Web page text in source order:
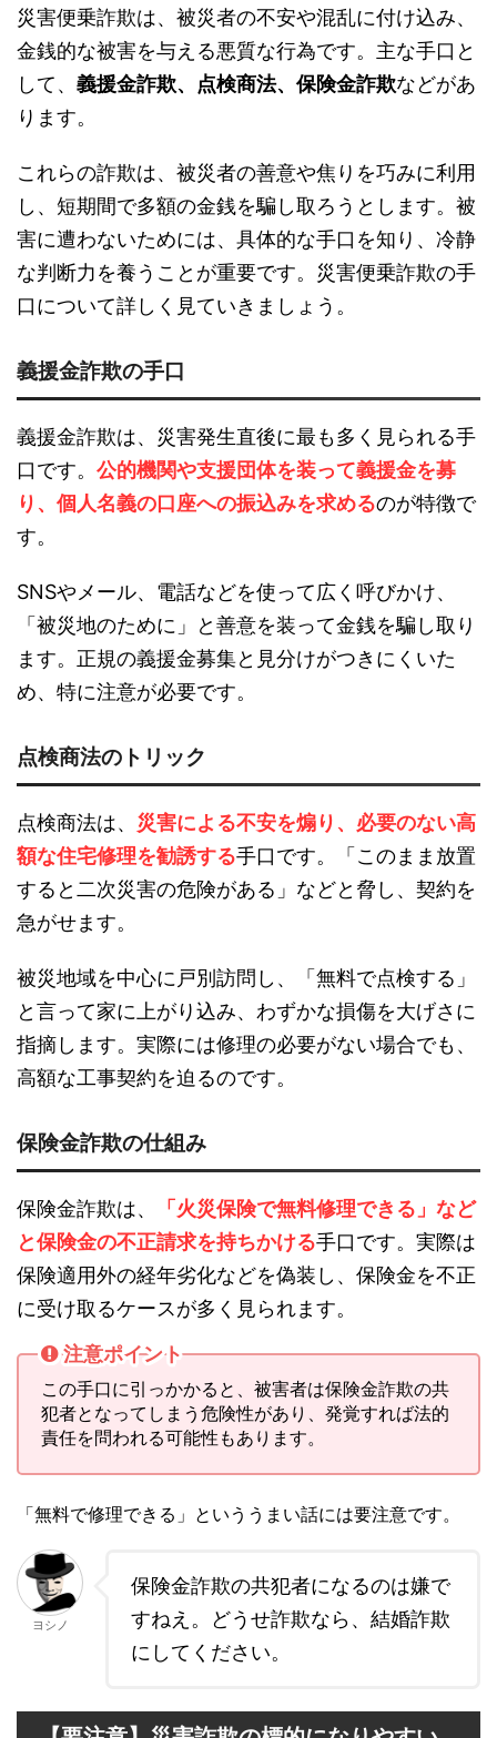
災害便乗詐欺は、被災者の不安や混乱に付け込み、
金銭的な被害を与える悪質な行為です。主な手口と
して、 義援金詐欺、点検商法、保険金詐欺などがあ
ります。
これらの詐欺は、被災者の善意や焦りを巧みに利用
し、短期間で多額の金銭を騙し取ろうとします。被
害に遭わないためには、具体的な手口を知り、冷静
な判断力を養うことが重要です。災害便乗詐欺の手
口について詳しく見ていきましょう。
義援金詐欺の手口
義援金詐欺は、災害発生直後に最も多く見られる手
口です。 公的機関や支援団体を装って義援金を募
り、個人名義の口座への振込みを求めるのが特徴で
す。
SNSやメール、電話などを使って広く呼びかけ、
「被災地のために」と善意を装って金銭を騙し取り
ます。正規の義援金募集と見分けがつきにくいた
め、特に注意が必要です。
点検商法のトリック
点検商法は、 災害による不安を煽り、必要のない高
額な住宅修理を勧誘する手口です。「このまま放置
すると二次災害の危険がある」などと脅し、契約を
急がせます。
被災地域を中心に戸別訪問し、「無料で点検する」
と言って家に上がり込み、わずかな損傷を大げさに
指摘します。実際には修理の必要がない場合でも、
高額な工事契約を迫るのです。
保険金詐欺の仕組み
保険金詐欺は、
「火災保険で無料修理できる」など
と保険金の不正請求を持ちかける手口です。実際は
保険適用外の経年劣化などを偽装し、保険金を不正
に受け取るケースが多く見られます。
注意ポイント
この手口に引っかかると、被害者は保険金詐欺の共
犯者となってしまう危険性があり、発覚すれば法的
責任を問われる可能性もあります。
「無料で修理できる」といううまい話には要注意です。
ヨシノ
保険金詐欺の共犯者になるのは嫌で
すねえ。どうせ詐欺なら、結婚詐欺
にしてください。